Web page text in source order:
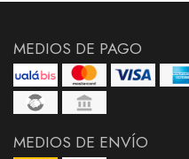
MEDIOS DE PAGO
MEDIOS DE ENVÍO